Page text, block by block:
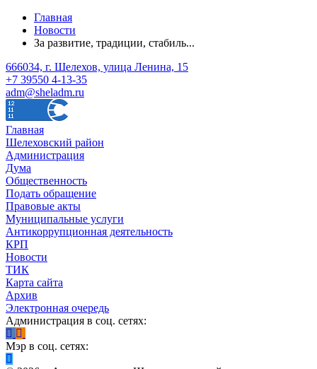
Главная
Новости
За развитие, традиции, стабиль...
666034, г. Шелехов, улица Ленина, 15
+7 39550 4-13-35
adm@sheladm.ru
Главная
Шелеховский район
Администрация
Дума
Общественность
Подать обращение
Правовые акты
Муниципальные услуги
Антикоррупционная деятельность
КРП
Новости
ТИК
Карта сайта
Архив
Электронная очередь
Администрация в соц. сетях:
Мэр в соц. сетях: